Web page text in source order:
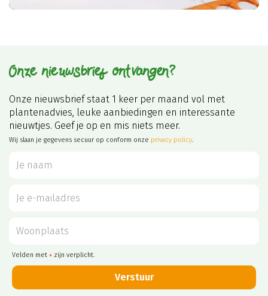
Onze nieuwsbrief ontvangen?
Onze nieuwsbrief staat 1 keer per maand vol met
plantenadvies, leuke aanbiedingen en interessante
nieuwtjes. Geef je op en mis niets meer.
Wij slaan je gegevens secuur op conform onze privacy policy.
Velden met * zijn verplicht.